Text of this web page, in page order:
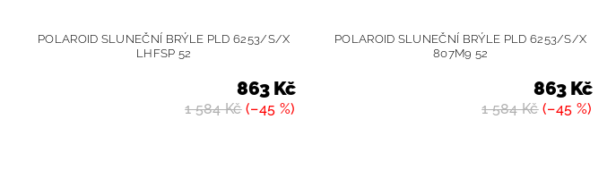
POLAROID SLUNEČNÍ BRÝLE PLD 6253/S/X
LHFSP 52
1 584 Kč(–45 %)
863 Kč
POLAROID SLUNEČNÍ BRÝLE PLD 6253/S/X
807M9 52
1 584 Kč(–45 %)
863 Kč